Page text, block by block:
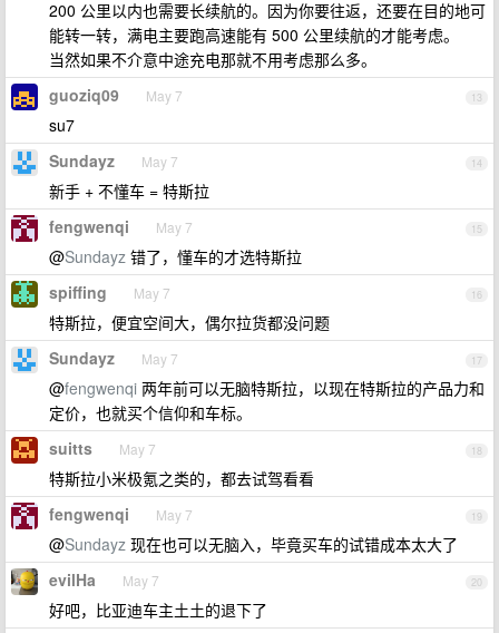
200 公里以内也需要长续航的。因为你要往返，还要在目的地可
能转一转，满电主要跑高速能有 500 公里续航的才能考虑。
当然如果不介意中途充电那就不用考虑那么多。
13
guoziq09 May 7
su7
14
Sundayz May 7
新手 + 不懂车 = 特斯拉
15
fengwenqi May 7
@Sundayz 错了，懂车的才选特斯拉
16
spiffing May 7
特斯拉，便宜空间大，偶尔拉货都没问题
17
Sundayz May 7
@fengwenqi 两年前可以无脑特斯拉，以现在特斯拉的产品力和
定价，也就买个信仰和车标。
18
suitts May 7
特斯拉小米极氪之类的，都去试驾看看
19
fengwenqi May 7
@Sundayz 现在也可以无脑入，毕竟买车的试错成本太大了
20
evilHa May 7
好吧，比亚迪车主土土的退下了